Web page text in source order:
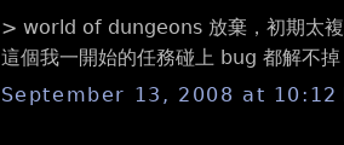
> world of dungeons 放棄，初期太複
這個我一開始的任務碰上 bug 都解不掉
September 13, 2008 at 10:12